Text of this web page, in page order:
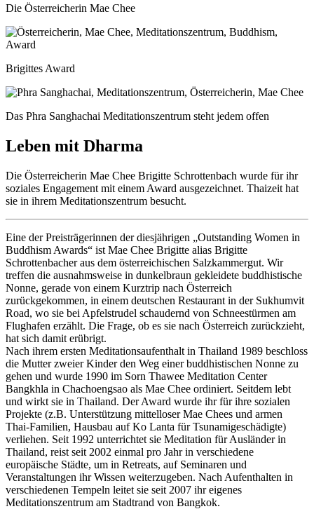
Die Österreicherin Mae Chee
Brigittes Award
Das Phra Sanghachai Meditationszentrum steht jedem offen
Leben mit Dharma
Die Österreicherin Mae Chee Brigitte Schrottenbach wurde für ihr
soziales Engagement mit einem Award ausgezeichnet. Thaizeit hat
sie in ihrem Meditationszentrum besucht.
Eine der Preisträgerinnen der diesjährigen „Outstanding Women in
Buddhism Awards“ ist Mae Chee Brigitte alias Brigitte
Schrottenbacher aus dem österreichischen Salzkammergut. Wir
treffen die ausnahmsweise in dunkelbraun gekleidete buddhistische
Nonne, gerade von einem Kurztrip nach Österreich
zurückgekommen, in einem deutschen Restaurant in der Sukhumvit
Road, wo sie bei Apfelstrudel schaudernd von Schneestürmen am
Flughafen erzählt. Die Frage, ob es sie nach Österreich zurückzieht,
hat sich damit erübrigt.
Nach ihrem ersten Meditationsaufenthalt in Thailand 1989 beschloss
die Mutter zweier Kinder den Weg einer buddhistischen Nonne zu
gehen und wurde 1990 im Sorn Thawee Meditation Center
Bangkhla in Chachoengsao als Mae Chee ordiniert. Seitdem lebt
und wirkt sie in Thailand. Der Award wurde ihr für ihre sozialen
Projekte (z.B. Unterstützung mittelloser Mae Chees und armen
Thai-Familien, Hausbau auf Ko Lanta für Tsunamigeschädigte)
verliehen. Seit 1992 unterrichtet sie Meditation für Ausländer in
Thailand, reist seit 2002 einmal pro Jahr in verschiedene
europäische Städte, um in Retreats, auf Seminaren und
Veranstaltungen ihr Wissen weiterzugeben. Nach Aufenthalten in
verschiedenen Tempeln leitet sie seit 2007 ihr eigenes
Meditationszentrum am Stadtrand von Bangkok.